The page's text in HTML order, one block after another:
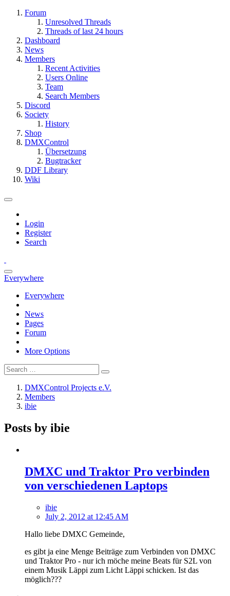
Forum
Unresolved Threads
Threads of last 24 hours
Dashboard
News
Members
Recent Activities
Users Online
Team
Search Members
Discord
Society
History
Shop
DMXControl
Übersetzung
Bugtracker
DDF Library
Wiki
Login
Register
Search
Everywhere
Everywhere
News
Pages
Forum
More Options
DMXControl Projects e.V.
Members
ibie
Posts by ibie
DMXC und Traktor Pro verbinden
von verschiedenen Laptops
ibie
July 2, 2012 at 12:45 AM
Hallo liebe DMXC Gemeinde,
es gibt ja eine Menge Beiträge zum Verbinden von DMXC
und Traktor Pro - nur ich möche meine Beats für S2L von
einem Musik Läppi zum Licht Läppi schicken. Ist das
möglich???